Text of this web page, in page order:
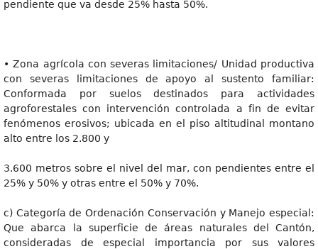
pendiente que va desde 25% hasta 50%.
• Zona agrícola con severas limitaciones/ Unidad productiva
con severas limitaciones de apoyo al sustento familiar:
Conformada por suelos destinados para actividades
agroforestales con intervención controlada a fin de evitar
fenómenos erosivos; ubicada en el piso altitudinal montano
alto entre los 2.800 y
3.600 metros sobre el nivel del mar, con pendientes entre el
25% y 50% y otras entre el 50% y 70%.
c) Categoría de Ordenación Conservación y Manejo especial:
Que abarca la superficie de áreas naturales del Cantón,
consideradas de especial importancia por sus valores